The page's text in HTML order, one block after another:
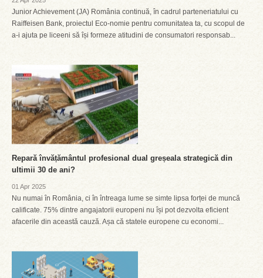
Junior Achievement (JA) România continuă, în cadrul parteneriatului cu
Raiffeisen Bank, proiectul Eco-nomie pentru comunitatea ta, cu scopul de
a-i ajuta pe liceeni să își formeze atitudini de consumatori responsab...
Repară învățământul profesional dual greșeala strategică din
ultimii 30 de ani?
01 Apr 2025
Nu numai în România, ci în întreaga lume se simte lipsa forței de muncă
calificate. 75% dintre angajatorii europeni nu își pot dezvolta eficient
afacerile din această cauză. Așa că statele europene cu economi...